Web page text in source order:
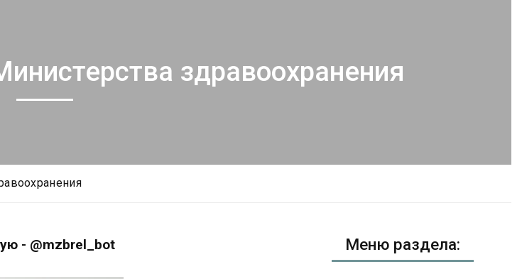
здравоохранения
- @mzbrel_bot Меню раздела: